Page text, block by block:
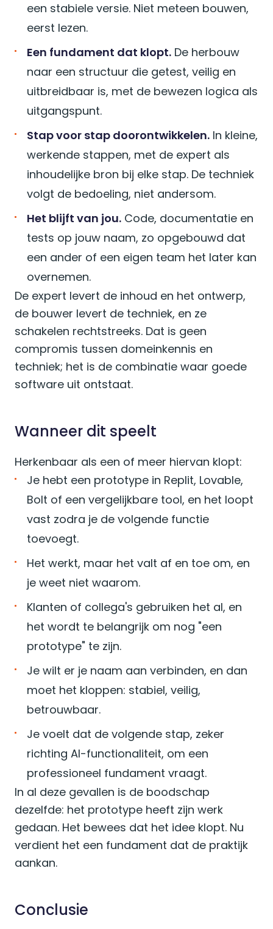
een stabiele versie. Niet meteen bouwen,
eerst lezen.
Een fundament dat klopt. De herbouw
naar een structuur die getest, veilig en
uitbreidbaar is, met de bewezen logica als
uitgangspunt.
Stap voor stap doorontwikkelen. In kleine,
werkende stappen, met de expert als
inhoudelijke bron bij elke stap. De techniek
volgt de bedoeling, niet andersom.
Het blijft van jou. Code, documentatie en
tests op jouw naam, zo opgebouwd dat
een ander of een eigen team het later kan
overnemen.
De expert levert de inhoud en het ontwerp,
de bouwer levert de techniek, en ze
schakelen rechtstreeks. Dat is geen
compromis tussen domeinkennis en
techniek; het is de combinatie waar goede
software uit ontstaat.
Wanneer dit speelt
Herkenbaar als een of meer hiervan klopt:
Je hebt een prototype in Replit, Lovable,
Bolt of een vergelijkbare tool, en het loopt
vast zodra je de volgende functie
toevoegt.
Het werkt, maar het valt af en toe om, en
je weet niet waarom.
Klanten of collega's gebruiken het al, en
het wordt te belangrijk om nog "een
prototype" te zijn.
Je wilt er je naam aan verbinden, en dan
moet het kloppen: stabiel, veilig,
betrouwbaar.
Je voelt dat de volgende stap, zeker
richting AI-functionaliteit, om een
professioneel fundament vraagt.
In al deze gevallen is de boodschap
dezelfde: het prototype heeft zijn werk
gedaan. Het bewees dat het idee klopt. Nu
verdient het een fundament dat de praktijk
aankan.
Conclusie